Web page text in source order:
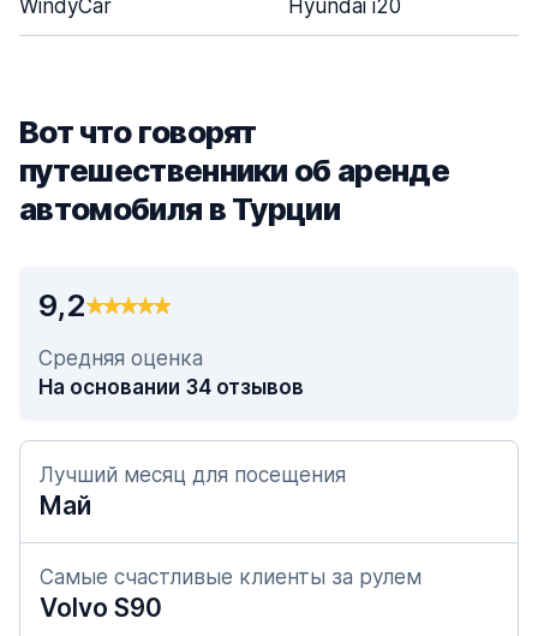
WindyCar Hyundai i20
Вот что говорят
путешественники об аренде
автомобиля в Турции
9,2
Средняя оценка
На основании 34 отзывов
Лучший месяц для посещения
Май
Самые счастливые клиенты за рулем
Volvo S90